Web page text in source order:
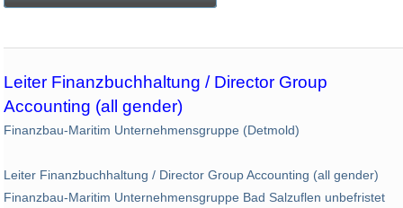
Leiter Finanzbuchhaltung / Director Group
Accounting (all gender)
Finanzbau-Maritim Unternehmensgruppe (Detmold)
Leiter Finanzbuchhaltung / Director Group Accounting (all gender)
Finanzbau-Maritim Unternehmensgruppe Bad Salzuflen unbefristet